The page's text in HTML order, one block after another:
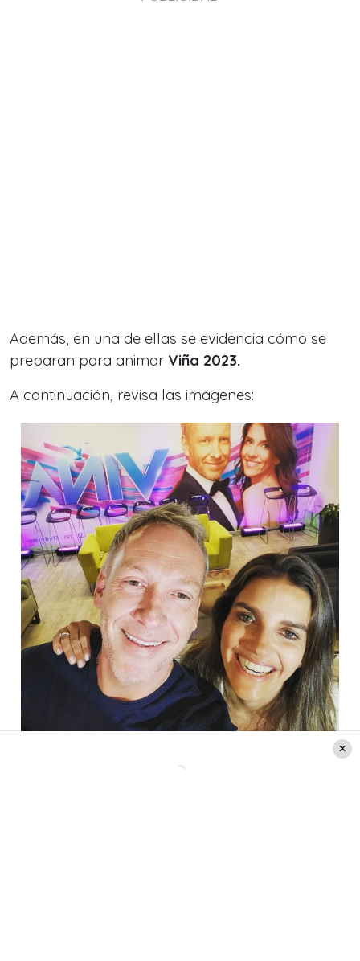
Además, en una de ellas se evidencia cómo se
preparan para animar Viña 2023.
A continuación, revisa las imágenes: